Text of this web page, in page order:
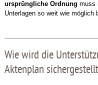
ursprüngliche Ordnung muss
Unterlagen so weit wie möglich
Wie wird die
Aktenplan